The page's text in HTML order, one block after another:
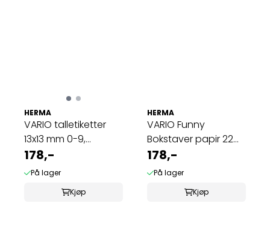
HERMA
VARIO talletiketter
13x13 mm 0-9,
svart/gull, 2 ...
178,-
På lager
Kjøp
HERMA
VARIO Funny
Bokstaver papir 22
mm, A-Z, 2 ark (10 ...
178,-
På lager
Kjøp